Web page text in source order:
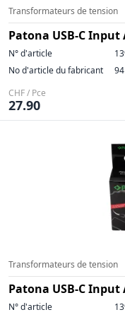
Transformateurs de tension
Patona USB-C Input
N° d'article
No d'article du fabricant
CHF / Pce
27.90
Transformateurs de tension
Patona USB-C Input
N° d'article